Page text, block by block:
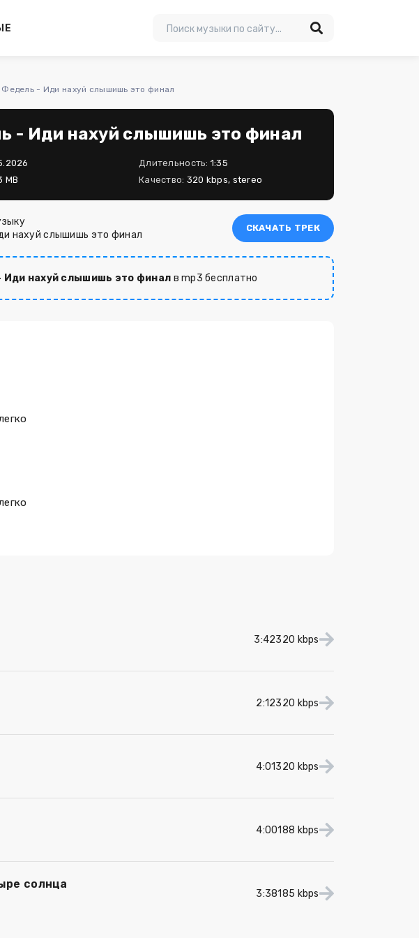
Федель - Иди нахуй слышишь это финал
- Иди нахуй слышишь это финал
Длительность: 1:35
MB Качество: 320 kbps, stereo
нахуй слышишь это финал
СКАЧАТЬ ТРЕК
нахуй слышишь это финал в mp3 бесплатно
3:42320 kbps
2:12320 kbps
4:01320 kbps
4:00188 kbps
солнца
3:38185 kbps